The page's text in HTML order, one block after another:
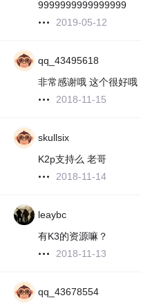
9999999999999999
2019-05-12
qq_43495618
非常感谢哦 这个很好哦
2018-11-15
skullsix
K2p支持么 老哥
2018-11-14
leaybc
有K3的资源嘛？
2018-11-13
qq_43678554